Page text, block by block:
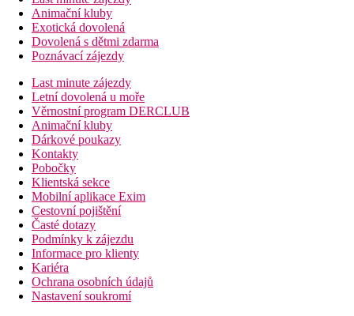
Animační kluby
Exotická dovolená
Dovolená s dětmi zdarma
Poznávací zájezdy
Last minute zájezdy
Letní dovolená u moře
Věrnostní program DERCLUB
Animační kluby
Dárkové poukazy
Kontakty
Pobočky
Klientská sekce
Mobilní aplikace Exim
Cestovní pojištění
Časté dotazy
Podmínky k zájezdu
Informace pro klienty
Kariéra
Ochrana osobních údajů
Nastavení soukromí